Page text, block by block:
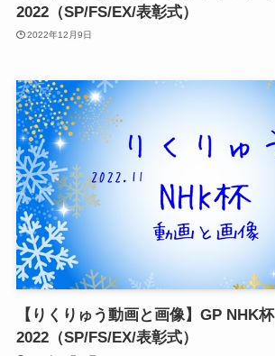
2022（SP/FS/EX/表彰式）
2022年12月9日
【りくりゅう動画と画像】GP NHK杯
2022（SP/FS/EX/表彰式）